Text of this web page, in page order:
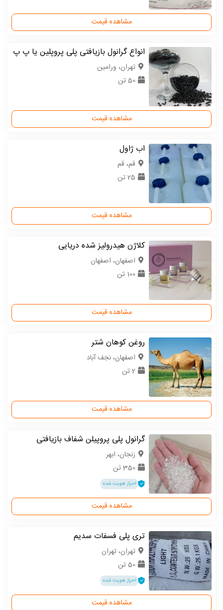
مشاهده قیمت
انواع گرانول بازیافتی پلی پروپلین یا پ پ
تهران، ورامین
50 تن
مشاهده قیمت
اب ژاول
قم، قم
25 تن
مشاهده قیمت
کلاژن هیدرولیز شده دریایی
اصفهان، اصفهان
100 تن
مشاهده قیمت
روغن کوهان شتر
اصفهان، نجف آباد
2 تن
مشاهده قیمت
گرانول پلی پروپیلن شفاف بازیافتی
زنجان، ابهر
350 تن
احراز هویت شده
مشاهده قیمت
تری پلی فسفات سدیم
تهران، تهران
50 تن
احراز هویت شده
مشاهده قیمت